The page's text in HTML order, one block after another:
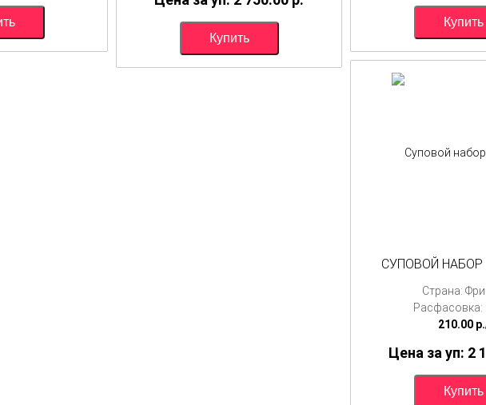
СУПОВОЙ НАБОР
Страна:
Расфасовка:
210.00
Цена за уп: 2